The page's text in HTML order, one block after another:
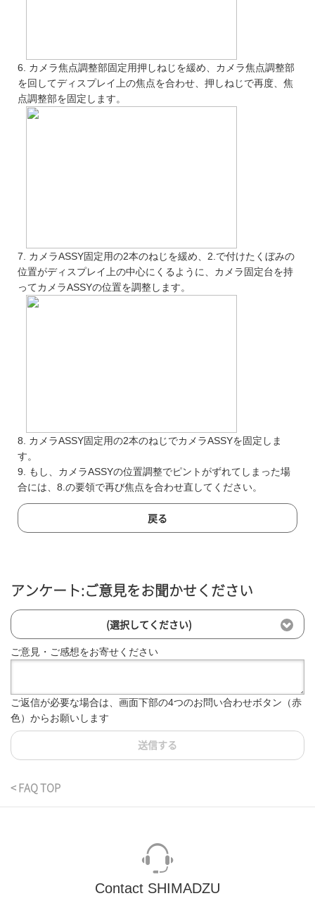
6. カメラ焦点調整部固定用押しねじを緩め、カメラ焦点調整部
を回してディスプレイ上の焦点を合わせ、押しねじで再度、焦
点調整部を固定します。
7. カメラASSY固定用の2本のねじを緩め、2.で付けたくぼみの
位置がディスプレイ上の中心にくるように、カメラ固定台を持
ってカメラASSYの位置を調整します。
8. カメラASSY固定用の2本のねじでカメラASSYを固定しま
す。
9. もし、カメラASSYの位置調整でピントがずれてしまった場
合には、8.の要領で再び焦点を合わせ直してください。
戻る
アンケート:ご意見をお聞かせください
(選択してください)
ご意見・ご感想をお寄せください
ご返信が必要な場合は、画面下部の4つのお問い合わせボタン（赤
色）からお願いします
送信する
< FAQ TOP
Contact SHIMADZU